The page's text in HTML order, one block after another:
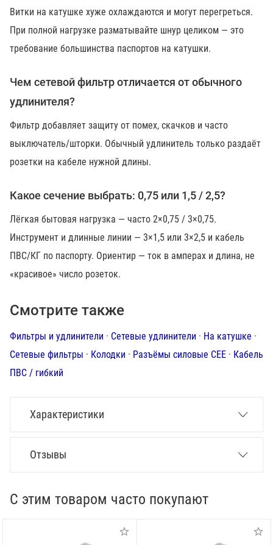
Витки на катушке хуже охлаждаются и могут перегреться.
При полной нагрузке разматывайте шнур целиком — это
требование большинства паспортов на катушки.
Чем сетевой фильтр отличается от обычного
удлинителя?
Фильтр добавляет защиту от помех, скачков и часто
выключатель/шторки. Обычный удлинитель только раздаёт
розетки на кабеле нужной длины.
Какое сечение выбрать: 0,75 или 1,5 / 2,5?
Лёгкая бытовая нагрузка — часто 2×0,75 / 3×0,75.
Инструмент и длинные линии — 3×1,5 или 3×2,5 и кабель
ПВС/КГ по паспорту. Ориентир — ток в амперах и длина, не
«красивое» число розеток.
Смотрите также
Фильтры и удлинители · Сетевые удлинители · На катушке ·
Сетевые фильтры · Колодки · Разъёмы силовые CEE · Кабель
ПВС / гибкий
Характеристики
Отзывы
С этим товаром часто покупают